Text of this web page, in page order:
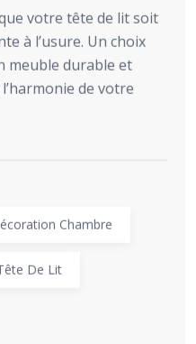
votre tête de lit soit
à l’usure. Un choix
meuble durable et
de votre
Chambre
De Lit